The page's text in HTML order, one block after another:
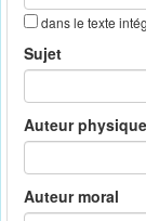
dans le texte
Sujet
Auteur physique
Auteur moral